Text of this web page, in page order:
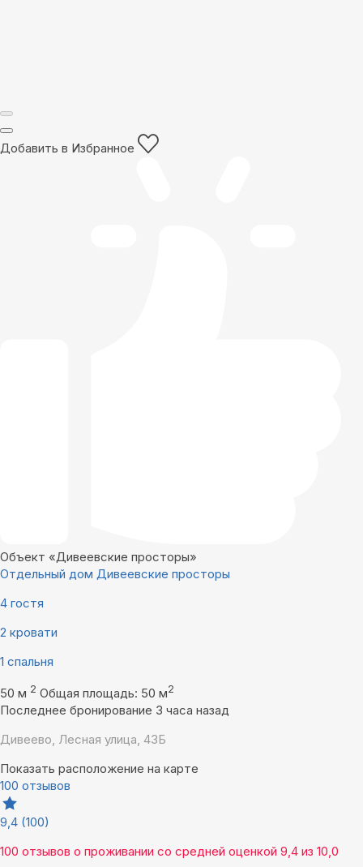
Добавить в Избранное
Объект «Дивеевские просторы»
Отдельный дом Дивеевские просторы
4 гостя
2 кровати
1 спальня
50 м 2 Общая площадь: 50 м2
Последнее бронирование 3 часа назад
Дивеево, Лесная улица, 43Б
Показать расположение на карте
100 отзывов
9,4 (100)
100 отзывов о проживании со средней оценкой 9,4 из 10,0